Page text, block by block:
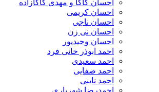
احسان کاکا و مهدی کاکازاده
احسان کریمی
احسان ناجی
احسان نی زن
احسان وحیدپور
احمد ابوذر خانی فرد
احمد سعیدی
احمد صفایی
احمد نایبی